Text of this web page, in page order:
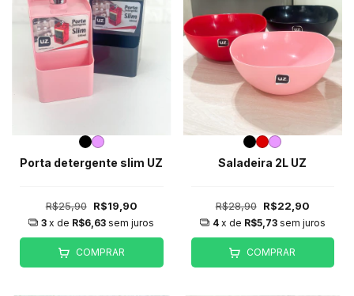
Porta detergente slim UZ
R$25,90 R$19,90
3 x de R$6,63 sem juros
COMPRAR
Saladeira 2L UZ
R$28,90 R$22,90
4 x de R$5,73 sem juros
COMPRAR